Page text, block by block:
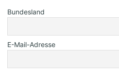
Bundesland
E-Mail-Adresse